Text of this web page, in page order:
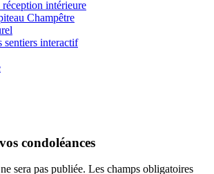
réception intérieure
Champêtre
sentiers interactif
condoléances
sera pas publiée. Les champs obligatoires